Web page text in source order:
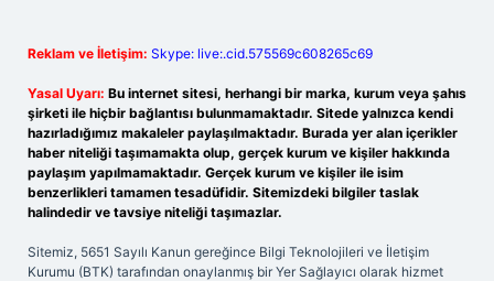
Reklam ve İletişim: Skype: live:.cid.575569c608265c69
Yasal Uyarı: Bu internet sitesi, herhangi bir marka, kurum veya şahıs
şirketi ile hiçbir bağlantısı bulunmamaktadır. Sitede yalnızca kendi
hazırladığımız makaleler paylaşılmaktadır. Burada yer alan içerikler
haber niteliği taşımamakta olup, gerçek kurum ve kişiler hakkında
paylaşım yapılmamaktadır. Gerçek kurum ve kişiler ile isim
benzerlikleri tamamen tesadüfidir. Sitemizdeki bilgiler taslak
halindedir ve tavsiye niteliği taşımazlar.
Sitemiz, 5651 Sayılı Kanun gereğince Bilgi Teknolojileri ve İletişim
Kurumu (BTK) tarafından onaylanmış bir Yer Sağlayıcı olarak hizmet